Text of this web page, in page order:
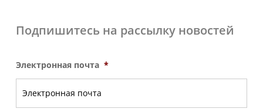
Подпишитесь на рассылку новостей
Электронная почта *